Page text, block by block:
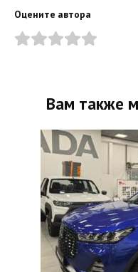
Оцените автора
Вам также